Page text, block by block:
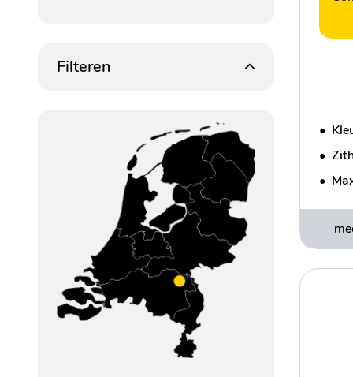
Filteren
•
•
•